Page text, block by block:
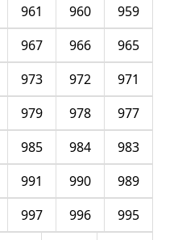
959
960
961
965
966
967
971
972
973
977
978
979
983
984
985
989
990
991
995
996
997